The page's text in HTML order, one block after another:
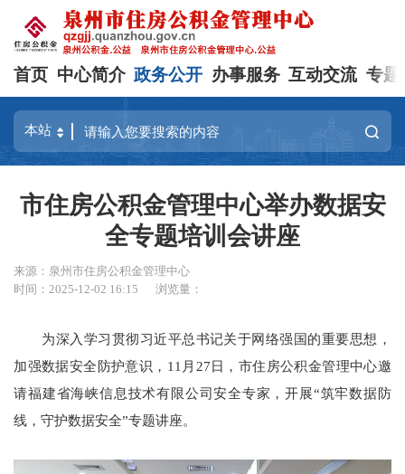
首页 中心简介 政务公开 办事服务 互动交流 专题
市住房公积金管理中心举办数据安
全专题培训会讲座
来源：泉州市住房公积金管理中心
时间：2025-12-02 16:15
浏览量：
为深入学习贯彻习近平总书记关于网络强国的重要思想，
加强数据安全防护意识，11月27日，市住房公积金管理中心邀
请福建省海峡信息技术有限公司安全专家，开展“筑牢数据防
线，守护数据安全”专题讲座。